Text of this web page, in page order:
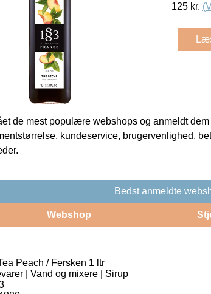
125 kr.
de mest populære webshops og anmeldt
kundeservice, brugervenlighed,
Bedst anmeldte
Webshop
Peach / Fersken 1 ltr
| Vand og mixere | Sirup